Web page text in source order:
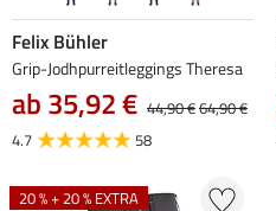
Felix Bühler
Grip-Jodhpurreitleggings Theresa
ab 35,92 € 44,90 €64,90 €
4.7
58
20 % + 20 % EXTRA